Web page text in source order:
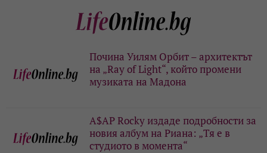
Почина Уилям Орбит – архитектът
на „Ray of Light“, който промени
музиката на Мадона
A$AP Rocky издаде подробности за
новия албум на Риана: „Тя е в
студиото в момента“